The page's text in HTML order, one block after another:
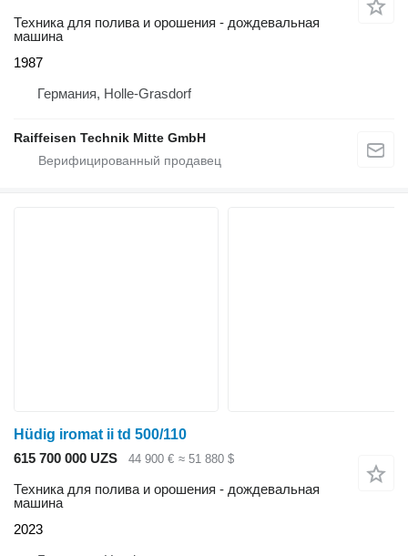
Техника для полива и орошения - дождевальная
машина
1987
Германия, Holle-Grasdorf
Raiffeisen Technik Mitte GmbH
Hüdig iromat ii td 500/110
615 700 000 UZS
44 900 € ≈ 51 880 $
Техника для полива и орошения - дождевальная
машина
2023